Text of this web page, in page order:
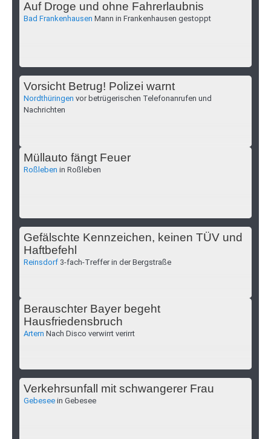
Auf Droge und ohne Fahrerlaubnis
Bad Frankenhausen Mann in Frankenhausen gestoppt
Vorsicht Betrug! Polizei warnt
Nordthüringen vor betrügerischen Telefonanrufen und
Nachrichten
Müllauto fängt Feuer
Roßleben in Roßleben
Gefälschte Kennzeichen, keinen TÜV und
Haftbefehl
Reinsdorf 3-fach-Treffer in der Bergstraße
Berauschter Bayer begeht
Hausfriedensbruch
Artern Nach Disco verwirrt verirrt
Verkehrsunfall mit schwangerer Frau
Gebesee in Gebesee